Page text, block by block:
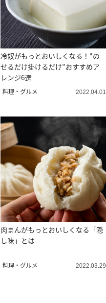
冷奴がもっとおいしくなる！"の
せるだけ掛けるだけ”おすすめア
レンジ6選
料理・グルメ 2022.04.01
肉まんがもっとおいしくなる「隠
し味」とは
料理・グルメ 2022.03.29